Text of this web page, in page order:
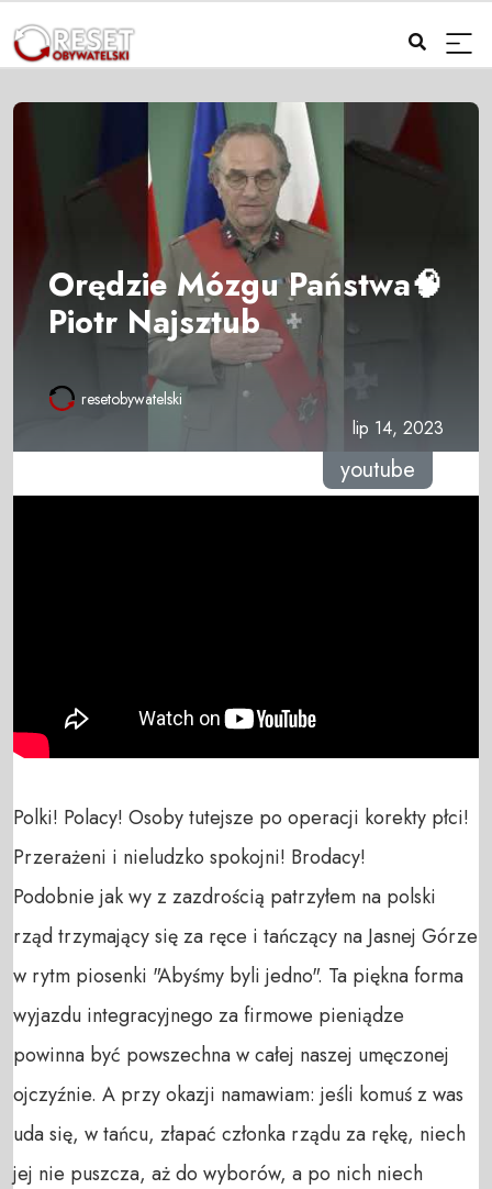
Orędzie Mózgu Państwa🧠
Piotr Najsztub
resetobywatelski
lip 14, 2023
youtube
Polki! Polacy! Osoby tutejsze po operacji korekty płci!
Przerażeni i nieludzko spokojni! Brodacy!
Podobnie jak wy z zazdrością patrzyłem na polski
rząd trzymający się za ręce i tańczący na Jasnej Górze
w rytm piosenki "Abyśmy byli jedno". Ta piękna forma
wyjazdu integracyjnego za firmowe pieniądze
powinna być powszechna w całej naszej umęczonej
ojczyźnie. A przy okazji namawiam: jeśli komuś z was
uda się, w tańcu, złapać członka rządu za rękę, niech
jej nie puszcza, aż do wyborów, a po nich niech